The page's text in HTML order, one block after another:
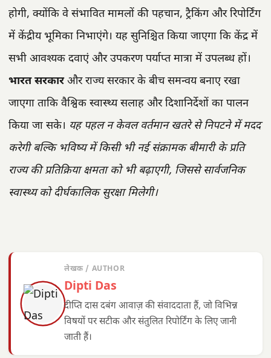
होगी, क्योंकि वे संभावित मामलों की पहचान, ट्रैकिंग और रिपोर्टिंग
में केंद्रीय भूमिका निभाएंगे। यह सुनिश्चित किया जाएगा कि केंद्र में
सभी आवश्यक दवाएं और उपकरण पर्याप्त मात्रा में उपलब्ध हों।
भारत सरकारऔर राज्य सरकार के बीच समन्वय बनाए रखा
जाएगा ताकि वैश्विक स्वास्थ्य सलाह और दिशानिर्देशों का पालन
किया जा सके। यह पहल न केवल वर्तमान खतरे से निपटने में मदद
करेगी बल्कि भविष्य में किसी भी नई संक्रामक बीमारी के प्रति
राज्य की प्रतिक्रिया क्षमता को भी बढ़ाएगी, जिससे सार्वजनिक
स्वास्थ्य को दीर्घकालिक सुरक्षा मिलेगी।
लेखक / AUTHOR
Dipti Das
दीप्ति दास दबंग आवाज़ की संवाददाता हैं, जो विभिन्न
विषयों पर सटीक और संतुलित रिपोर्टिंग के लिए जानी
जाती हैं।